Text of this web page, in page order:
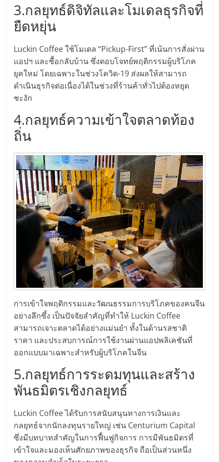
3.กลยุทธ์ดิจิทัลและโมเดลธุรกิจที่
ยืดหยุ่น
Luckin Coffee ใช้โมเดล “Pickup-First” ที่เน้นการสั่งผ่าน
แอปฯ และซื้อกลับบ้าน ซึ่งตอบโจทย์พฤติกรรมผู้บริโภค
ยุคใหม่ โดยเฉพาะในช่วงโควิด-19 ส่งผลให้สามารถ
ดำเนินธุรกิจต่อเนื่องได้ในช่วงที่ร้านค้าทั่วไปต้องหยุด
ชะงัก
4.กลยุทธ์ความเข้าใจตลาดท้อง
ถิ่น
การเข้าใจพฤติกรรมและวัฒนธรรมการบริโภคของคนจีน
อย่างลึกซึ้ง เป็นปัจจัยสำคัญที่ทำให้ Luckin Coffee
สามารถเจาะตลาดได้อย่างแม่นยำ ทั้งในด้านรสชาติ
ราคา และประสบการณ์การใช้งานผ่านแอปพลิเคชันที่
ออกแบบมาเฉพาะสำหรับผู้บริโภคในจีน
5.กลยุทธ์การระดมทุนและสร้าง
พันธมิตรเชิงกลยุทธ์
Luckin Coffee ได้รับการสนับสนุนทางการเงินและ
กลยุทธ์จากนักลงทุนรายใหญ่ เช่น Centurium Capital
ซึ่งมีบทบาทสำคัญในการฟื้นฟูกิจการ การมีพันธมิตรที่
เข้าใจและมองเห็นศักยภาพของธุรกิจ ถือเป็นส่วนหนึ่ง